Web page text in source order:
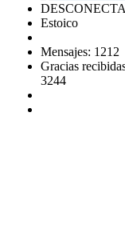
Estoico
Mensajes: 1212
Gracias
3244